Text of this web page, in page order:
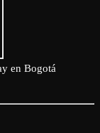
en Bogotá